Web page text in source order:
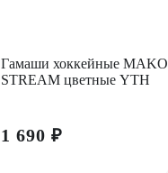
Гамаши хоккейные MAKO
STREAM цветные YTH
1 690 ₽